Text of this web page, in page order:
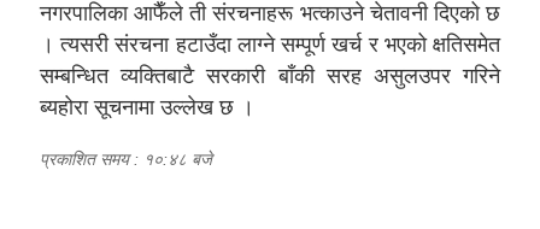
नगरपालिका आफैँले ती संरचनाहरू भत्काउने चेतावनी दिएको छ
। त्यसरी संरचना हटाउँदा लाग्ने सम्पूर्ण खर्च र भएको क्षतिसमेत
सम्बन्धित व्यक्तिबाटै सरकारी बाँकी सरह असुलउपर गरिने
ब्यहोरा सूचनामा उल्लेख छ ।
प्रकाशित समय : १०:४८ बजे